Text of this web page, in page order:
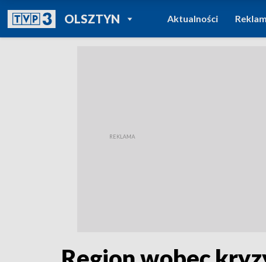
OLSZTYNPOWRÓT DO
TVP REGIONY
Aktualności